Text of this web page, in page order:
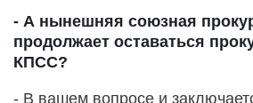
- А нынешняя союзная
продолжает оставаться
КПСС?
- В вашем вопросе и